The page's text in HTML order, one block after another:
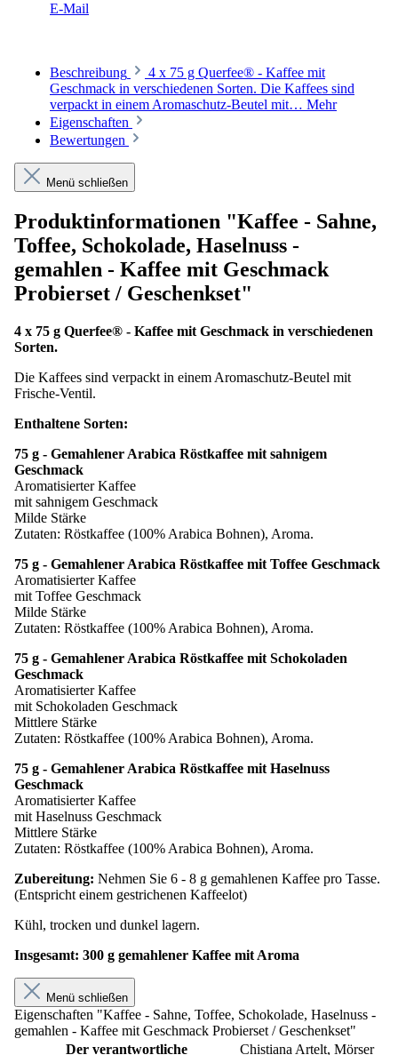
E-Mail
Beschreibung
4 x 75 g Querfee® - Kaffee mit
Geschmack in verschiedenen Sorten. Die Kaffees sind
verpackt in einem Aromaschutz-Beutel mit… Mehr
Eigenschaften
Bewertungen
Menü schließen
Produktinformationen "Kaffee - Sahne,
Toffee, Schokolade, Haselnuss -
gemahlen - Kaffee mit Geschmack
Probierset / Geschenkset"
4 x 75 g Querfee® - Kaffee mit Geschmack in verschiedenen
Sorten.
Die Kaffees sind verpackt in einem Aromaschutz-Beutel mit
Frische-Ventil.
Enthaltene Sorten:
75 g - Gemahlener Arabica Röstkaffee mit sahnigem
Geschmack
Aromatisierter Kaffee
mit sahnigem Geschmack
Milde Stärke
Zutaten: Röstkaffee (100% Arabica Bohnen), Aroma.
75 g - Gemahlener Arabica Röstkaffee mit Toffee Geschmack
Aromatisierter Kaffee
mit Toffee Geschmack
Milde Stärke
Zutaten: Röstkaffee (100% Arabica Bohnen), Aroma.
75 g - Gemahlener Arabica Röstkaffee mit Schokoladen
Geschmack
Aromatisierter Kaffee
mit Schokoladen Geschmack
Mittlere Stärke
Zutaten: Röstkaffee (100% Arabica Bohnen), Aroma.
75 g - Gemahlener Arabica Röstkaffee mit Haselnuss
Geschmack
Aromatisierter Kaffee
mit Haselnuss Geschmack
Mittlere Stärke
Zutaten: Röstkaffee (100% Arabica Bohnen), Aroma.
Zubereitung: Nehmen Sie 6 - 8 g gemahlenen Kaffee pro Tasse.
(Entspricht einem gestrichenen Kaffeelot)
Kühl, trocken und dunkel lagern.
Insgesamt: 300 g gemahlener Kaffee mit Aroma
Menü schließen
Eigenschaften "Kaffee - Sahne, Toffee, Schokolade, Haselnuss -
gemahlen - Kaffee mit Geschmack Probierset / Geschenkset"
Der verantwortliche
Chistiana Artelt, Mörser